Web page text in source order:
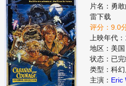
片名：勇
雷下载
评分：9.0
上映年代
地区：美国
状态：已
类型：科
主演： Eric